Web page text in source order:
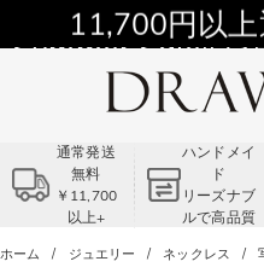
11,700円以上
Summer Sale!! |3
コー
通常発送
無料
￥11,700
以上+
ハンドメイ
ド
リーズナブ
ルで高品質
ホーム ジュエリー ネックレス